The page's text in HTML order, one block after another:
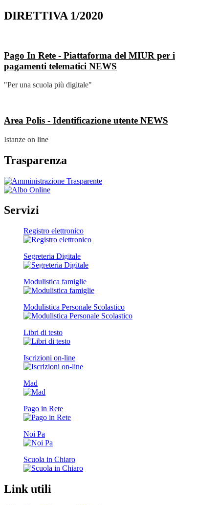
DIRETTIVA 1/2020
Pago In Rete - Piattaforma del MIUR per i
pagamenti telematici NEWS
"Per una scuola più digitale"
Area Polis - Identificazione utente NEWS
Istanze on line
Trasparenza
Servizi
Registro elettronico
Segreteria Digitale
Modulistica famiglie
Modulistica Personale Scolastico
Libri di testo
Iscrizioni on-line
Mad
Pago in Rete
Noi Pa
Scuola in Chiaro
Link utili